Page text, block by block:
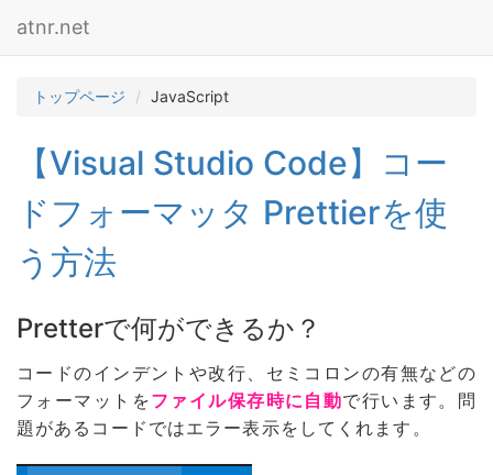
atnr.net
トップページ JavaScript
【Visual Studio Code】コー
ドフォーマッタ Prettierを使
う方法
Pretterで何ができるか？
コードのインデントや改行、セミコロンの有無などの
フォーマットをファイル保存時に自動で行います。問
題があるコードではエラー表示をしてくれます。